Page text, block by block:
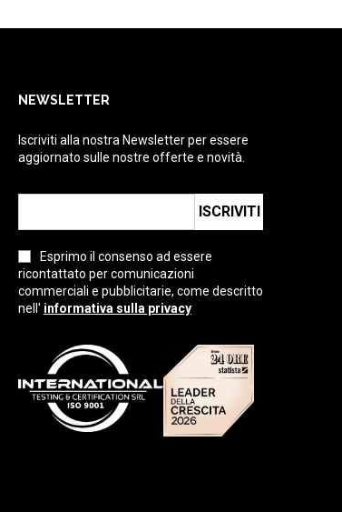
NEWSLETTER
Iscriviti alla nostra Newsletter per essere
aggiornato sulle nostre offerte e novità.
ISCRIVITI
Esprimo il consenso ad essere
ricontattato per comunicazioni
commerciali e pubblicitarie, come descritto
nell' informativa sulla privacy